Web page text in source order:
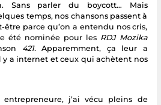
Sans parler du boycott… Mais
temps, nos chansons passent à
être parce qu’on a entendu nos cris,
été nominée pour les RDJ Mozika
421.Apparemment, ça leur a
y a internet et ceux qui achètent nos
j’ai vécu pleins de